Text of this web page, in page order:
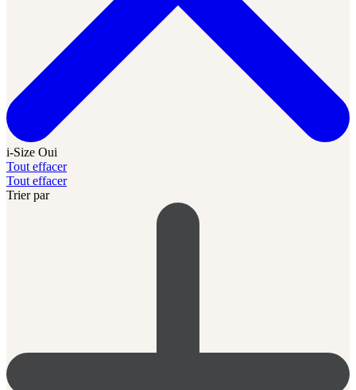
i-Size Oui
Tout effacer
Tout effacer
Trier par